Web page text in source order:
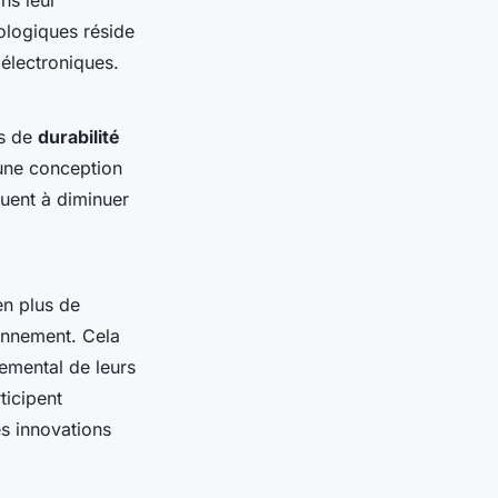
réside
de durabilité
conception
à diminuer
plus de
Cela
de leurs
innovations